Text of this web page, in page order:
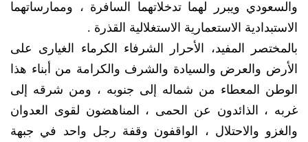
والسعودي ويبرر لهما تدخلاتهما السافرة ، وممارساتهما
الاستبدادية الاستعمارية الاستغلالية القذرة .
بالمختصر المفيد، الأحرار الشرفاء الكرماء الغيارى على
الأرض والعرض والسيادة والشرف والكرامة من أبناء هذا
الوطن المعطاء من شماله إلى جنوبه ، ومن شرقه إلى
غربه ، الذائدون عن الحمى ، المناهضون لقوى العدوان
والغزو والاحتلال ، الواقفون وقفة رجل واحد في جبهة